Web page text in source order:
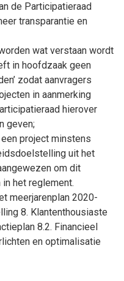
de Participatieraad
transparantie en
wat verstaan wordt
in hoofdzaak geen
zodat aanvragers
in aanmerking
hierover
geven;
project minstens
uit het
om dit
het reglement.
meerjarenplan 2020-
8. Klantenthousiaste
8.2. Financieel
en optimalisatie